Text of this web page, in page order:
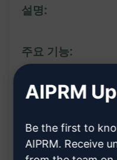
설명:
주요 기능:
사용자의 콘텐츠를
표절이 없는 결과물
혜택:
AIPRM
Be the first to
AIPRM. Receive